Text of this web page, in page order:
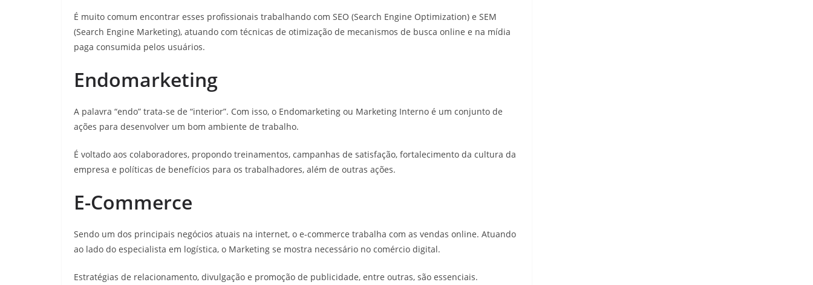
É muito comum encontrar esses profissionais trabalhando com SEO (Search Engine Optimization) e SEM
(Search Engine Marketing), atuando com técnicas de otimização de mecanismos de busca online e na mídia
paga consumida pelos usuários.
Endomarketing
A palavra “endo” trata-se de “interior”. Com isso, o Endomarketing ou Marketing Interno é um conjunto de
ações para desenvolver um bom ambiente de trabalho.
É voltado aos colaboradores, propondo treinamentos, campanhas de satisfação, fortalecimento da cultura da
empresa e políticas de benefícios para os trabalhadores, além de outras ações.
E-Commerce
Sendo um dos principais negócios atuais na internet, o e-commerce trabalha com as vendas online. Atuando
ao lado do especialista em logística, o Marketing se mostra necessário no comércio digital.
Estratégias de relacionamento, divulgação e promoção de publicidade, entre outras, são essenciais.